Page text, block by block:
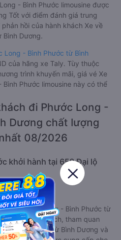
- Bình Phước limousine được
Tốt với điểm đánh giá trung
hồi của hành khách Xe về
Bình Dương.
Long - Bình Phước từ Bình
của hãng xe Taly. Tùy thuộc
trình khuyến mãi, giá vé Xe
Phước limousine này có thể
đi Phước Long -
Dương chất lượng
08/2026
khởi hành tại 658 Đại lộ
Phước
đi Phước Long - Bình Phước từ
cầu đi lại, du lịch, tham quan
- Bình Phước từ Bình Dương và